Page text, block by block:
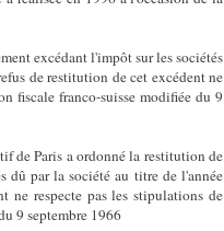
excédant l'impôt sur les sociétés
de restitution de cet excédent ne
fiscale franco-suisse modifiée du 9
de Paris a ordonné la restitution de
dû par la société au titre de l'année
ne respecte pas les stipulations de
9 septembre 1966